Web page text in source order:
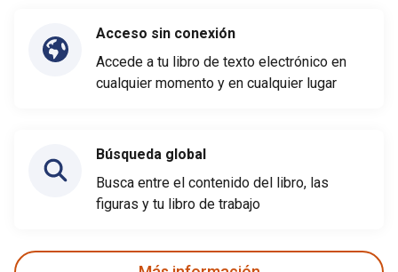
Acceso sin conexión
Accede a tu libro de texto electrónico en
cualquier momento y en cualquier lugar
Búsqueda global
Busca entre el contenido del libro, las
figuras y tu libro de trabajo